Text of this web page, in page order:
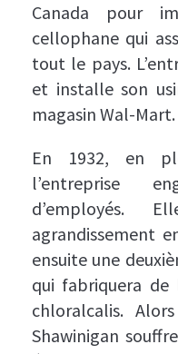
Canada pour
cellophane qui
tout le pays.
et installe son
magasin Wal-Mart.
En 1932, en
l’entreprise
d’employés.
agrandissement
ensuite une
qui fabriquera de
chloralcalis.
Shawinigan